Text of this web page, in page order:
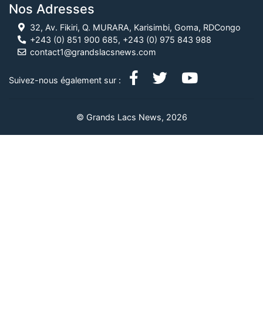
Nos Adresses
32, Av. Fikiri, Q. MURARA, Karisimbi, Goma, RDCongo
+243 (0) 851 900 685, +243 (0) 975 843 988
contact1@grandslacsnews.com
Suivez-nous également sur :
© Grands Lacs News, 2026